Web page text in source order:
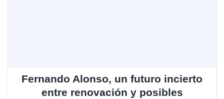
Fernando Alonso, un futuro incierto
entre renovación y posibles